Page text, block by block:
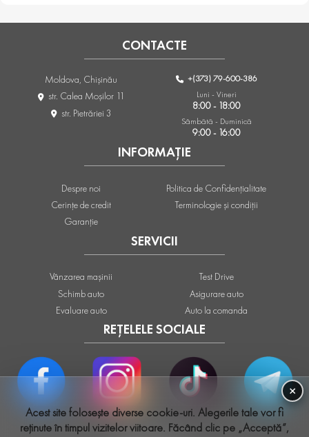
×
Acest site folosește diverse cookie-uri. Alegerile tale vor fi
reținute în timpul vizitelor viitoare. Făcând clic pe „Acceptă”,
SERVICII
Vânzarea mașinii
Schimb auto
Evaluare auto
Test Drive
Asigurare auto
Auto la comanda
INFORMAȚIE
Despre noi
Cerințe de credit
Garanție
Politica de Confidențialitate
Terminologie și condiții
CONTACTE
Moldova, Chişinău
str. Calea Moşilor 11
str. Pietrăriei 3
+(373) 79-600-386
Luni - Vineri
8:00 - 18:00
Sâmbătă - Duminică
9:00 - 16:00
REȚELELE SOCIALE